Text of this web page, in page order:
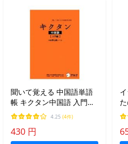
聞いて覚える 中国語単語
帳 キクタン中国語 入門編
／関西大学中国語教材研究
会
4.25 (4件)
430 円